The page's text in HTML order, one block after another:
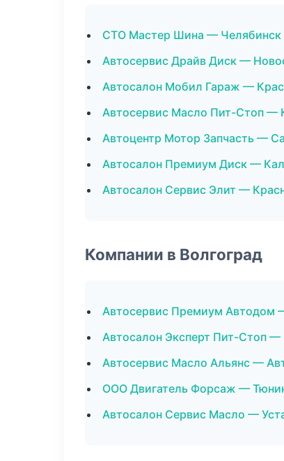
СТО Мастер Шина — Челябинск
Автосервис Драйв Диск —
Автосалон Мобил Гараж —
Автосервис Масло Пит-Стоп —
Автоцентр Мотор Запчасть —
Автосалон Премиум Диск —
Автосалон Сервис Элит —
Компании в Волгоград
Автосервис Премиум Автодом
Автосалон Эксперт Пит-Стоп
Автосервис Масло Альянс —
ООО Двигатель Форсаж —
Автосалон Сервис Масло —